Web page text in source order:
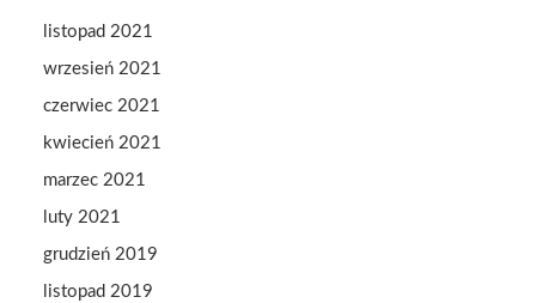
listopad 2021
wrzesień 2021
czerwiec 2021
kwiecień 2021
marzec 2021
luty 2021
grudzień 2019
listopad 2019